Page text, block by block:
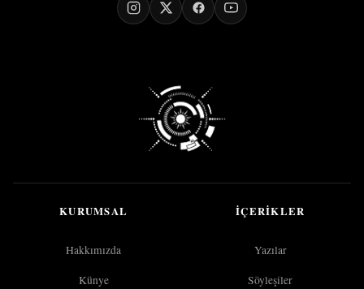
KURUMSAL
Hakkımızda
Künye
İÇERIKLER
Yazılar
Söyleşiler